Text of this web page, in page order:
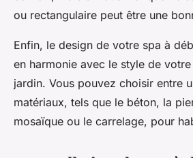
ou rectangulaire peut être une
Enfin, le design de votre spa à
en harmonie avec le style de
jardin. Vous pouvez choisir entre
matériaux, tels que le béton, la
mosaïque ou le carrelage, pour